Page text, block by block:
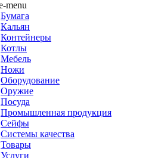
Бумага
Кальян
Контейнеры
Котлы
Мебель
Ножи
Оборудование
Оружие
Посуда
Промышленная продукция
Сейфы
Системы качества
Товары
Услуги